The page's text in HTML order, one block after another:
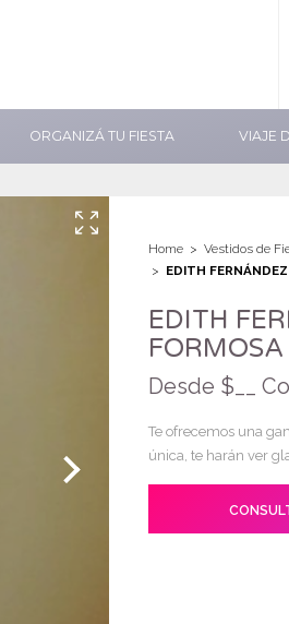
ORGANIZÁ TU FIESTA VIAJE
Home Vestidos de
EDITH
EDITH
FORMOSA
Desde $__
Te ofrecemos una
única, te harán ver